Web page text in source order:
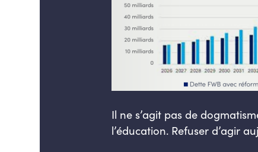
Il ne s’agit pas de
l’éducation. Refuser d’agir